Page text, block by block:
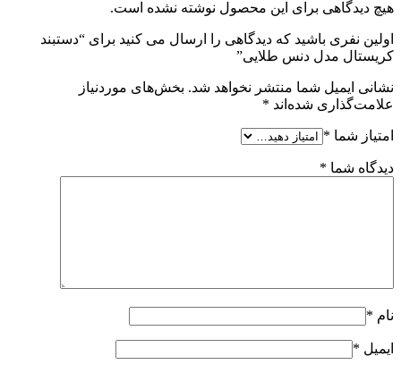
هیچ دیدگاهی برای این محصول نوشته نشده است.
اولین نفری باشید که دیدگاهی را ارسال می کنید برای “دستبند
کریستال مدل دنس طلایی”
نشانی ایمیل شما منتشر نخواهد شد. بخش‌های موردنیاز
علامت‌گذاری شده‌اند *
امتیاز شما *
دیدگاه شما *
نام *
ایمیل *